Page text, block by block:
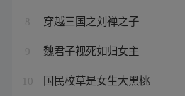
8 穿越三国之刘禅之子
9 魏君子视死如归女主
10 国民校草是女生大黑桃